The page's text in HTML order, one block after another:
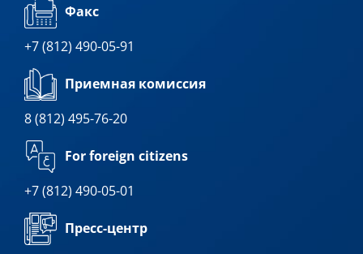
Факс
+7 (812) 490-05-91
Приемная комиссия
8 (812) 495-76-20
For foreign citizens
+7 (812) 490-05-01
Пресс-центр